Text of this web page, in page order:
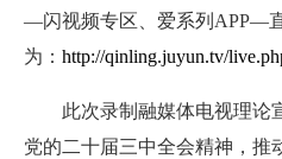
—闪视频专区、爱系列APP—
为： http://qinling.juyun.tv/
此次录制融媒体电视理论
党的二十届三中全会精神，推